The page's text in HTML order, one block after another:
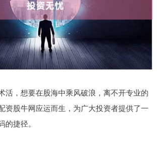
活，想要在股海中乘风破浪，离不开专业的
资股牛网应运而生，为广大投资者提供了一
捷径。